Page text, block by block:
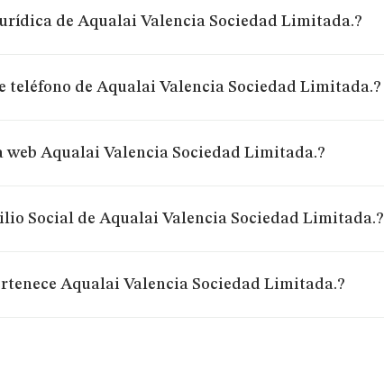
de Aqualai Valencia Sociedad Limitada.?
teléfono de Aqualai Valencia Sociedad Limitada.?
web Aqualai Valencia Sociedad Limitada.?
Social de Aqualai Valencia Sociedad Limitada.?
Aqualai Valencia Sociedad Limitada.?